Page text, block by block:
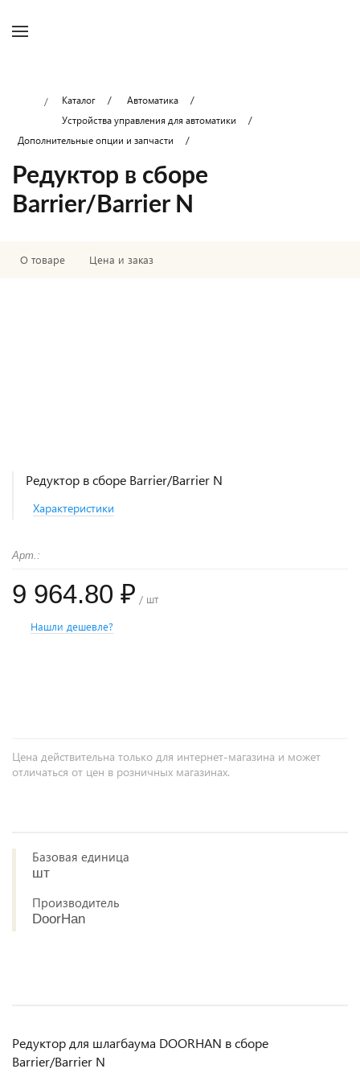
Каталог
Автоматика
Устройства управления для автоматики
Дополнительные опции и запчасти
Редуктор в сборе
Barrier/Barrier N
О товаре Цена и заказ
Редуктор в сборе Barrier/Barrier N
Характеристики
Арт.:
9 964.80 ₽ / шт
Нашли дешевле?
Цена действительна только для интернет-магазина и может
отличаться от цен в розничных магазинах.
Базовая единица
шт
Производитель
DoorHan
Редуктор для шлагбаума DOORHAN в сборе
Barrier/Barrier N